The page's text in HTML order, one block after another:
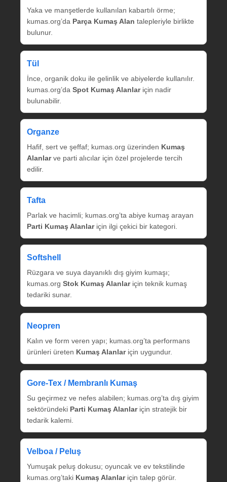
Yaka ve manşetlerde kullanılan kabartılı örme;
kumas.org’da Parça Kumaş Alan talepleriyle birlikte
bulunur.
Tül
İnce, organik doku ile gelinlik ve abiyelerde kullanılır.
kumas.org’da Spot Kumaş Alanlariçin nadir
bulunabilir.
Organze
Hafif, sert ve şeffaf; kumas.org üzerinden Kumaş
Alanlarve parti alıcılar için özel projelerde tercih
edilir.
Tafta
Parlak ve hacimli; kumas.org’ta abiye kumaş arayan
Parti Kumaş Alanlariçin ilgi çekici bir kategori.
Softshell
Rüzgara ve suya dayanıklı dış giyim kumaşı;
kumas.org Stok Kumaş Alanlariçin teknik kumaş
tedariki sunar.
Neopren
Kalın ve form veren yapı; kumas.org’ta performans
ürünleri üreten Kumaş Alanlariçin uygundur.
Gore‑Tex / Membranlı Kumaş
Su geçirmez ve nefes alabilen; kumas.org’ta dış giyim
sektöründeki Parti Kumaş Alanlariçin stratejik bir
tedarik kalemi.
Velboa / Peluş
Yumuşak peluş dokusu; oyuncak ve ev tekstilinde
kumas.org’taki Kumaş Alanlariçin talep görür.